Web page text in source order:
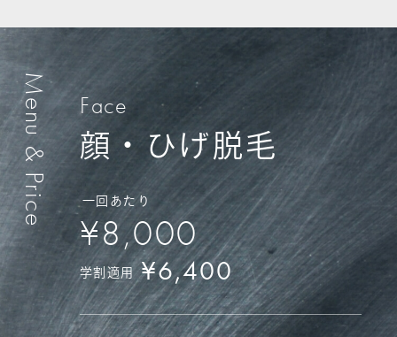
Menu & Price
Face
顔・ひげ脱毛
一回あたり
¥8,000
学割適用 ¥6,400